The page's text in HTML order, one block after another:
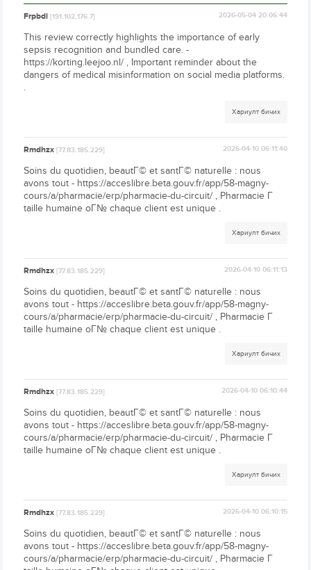
Frpbdi[191.102.176.7] 2026-05-04 20:06:44
This review correctly highlights the importance of early
sepsis recognition and bundled care. -
https://korting.leejoo.nl/ , Important reminder about the
dangers of medical misinformation on social media platforms.
.
Хариулт бичих
Rmdhzx[77.83.185.229] 2026-04-10 06:11:40
Soins du quotidien, beautГ© et santГ© naturelle : nous
avons tout - https://acceslibre.beta.gouv.fr/app/58-magny-
cours/a/pharmacie/erp/pharmacie-du-circuit/ , Pharmacie Г
taille humaine oГ№ chaque client est unique .
Хариулт бичих
Rmdhzx[77.83.185.229] 2026-04-10 06:11:13
Soins du quotidien, beautГ© et santГ© naturelle : nous
avons tout - https://acceslibre.beta.gouv.fr/app/58-magny-
cours/a/pharmacie/erp/pharmacie-du-circuit/ , Pharmacie Г
taille humaine oГ№ chaque client est unique .
Хариулт бичих
Rmdhzx[77.83.185.229] 2026-04-10 06:10:44
Soins du quotidien, beautГ© et santГ© naturelle : nous
avons tout - https://acceslibre.beta.gouv.fr/app/58-magny-
cours/a/pharmacie/erp/pharmacie-du-circuit/ , Pharmacie Г
taille humaine oГ№ chaque client est unique .
Хариулт бичих
Rmdhzx[77.83.185.229] 2026-04-10 06:10:15
Soins du quotidien, beautГ© et santГ© naturelle : nous
avons tout - https://acceslibre.beta.gouv.fr/app/58-magny-
cours/a/pharmacie/erp/pharmacie-du-circuit/ , Pharmacie Г